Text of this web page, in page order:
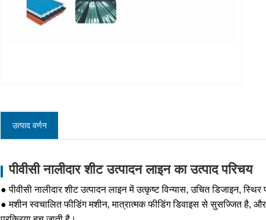
उत्पाद वर्णन
पीवीसी नालीदार शीट उत्पादन लाइन का उत्पाद परिचय
● पीवीसी नालीदार शीट उत्पादन लाइन में उत्कृष्ट विन्यास, उचित डिजाइन,
● मशीन स्वचालित फीडिंग मशीन, मात्रात्मक फीडिंग डिवाइस से सुसज्जित है,